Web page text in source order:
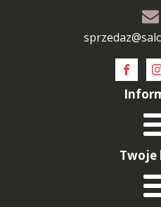
Twoje